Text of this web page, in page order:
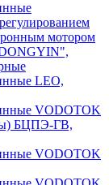
мотором
LEO,
VODOTOK
БЦПЭ-ГВ,
VODOTOK